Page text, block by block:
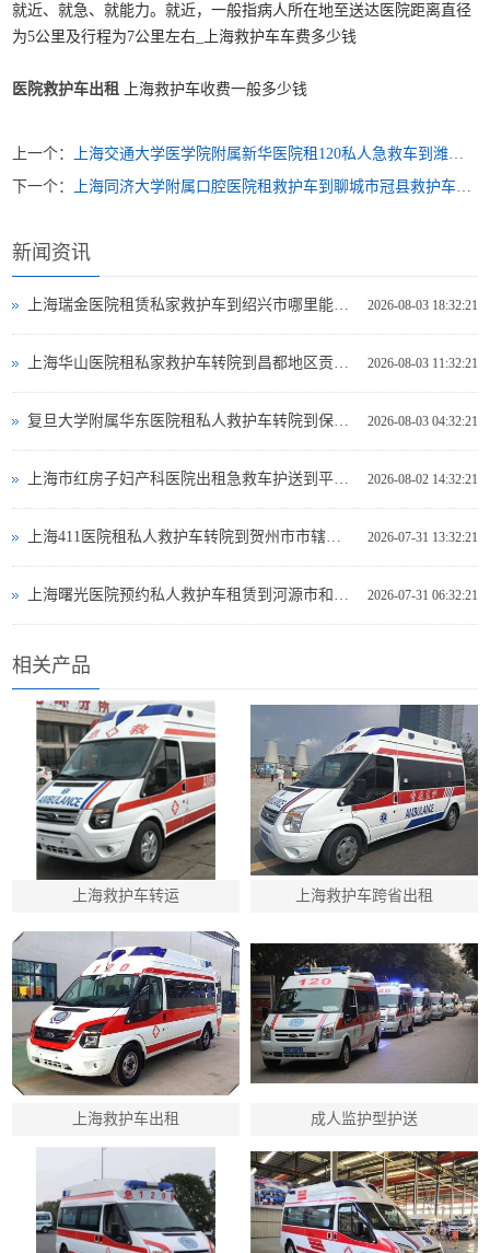
就近、就急、就能力。就近，一般指病人所在地至送达医院距离直径
为5公里及行程为7公里左右_上海救护车车费多少钱
医院救护车出租 上海救护车收费一般多少钱
上一个：
上海交通大学医学院附属新华医院租120私人急救车到潍坊市昌乐县跨省救护车出租哪里的好
下一个：
上海同济大学附属口腔医院租救护车到聊城市冠县救护车出租收费多少钱
新闻资讯
2026-08-03 18:32:21
2026-08-03 11:32:21
2026-08-03 04:32:21
2026-08-02 14:32:21
2026-07-31 13:32:21
2026-07-31 06:32:21
相关产品
上海救护车转运 上海救护车跨省出租
上海救护车出租 成人监护型护送